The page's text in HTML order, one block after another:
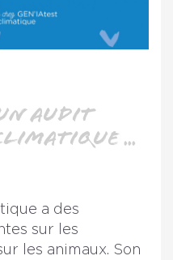
audit
...
a des
sur les
les animaux. Son